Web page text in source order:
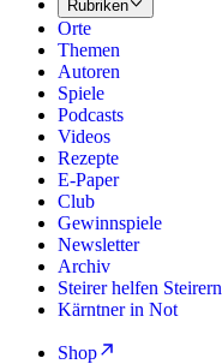
Rubriken
Orte
Themen
Autoren
Spiele
Podcasts
Videos
Rezepte
E-Paper
Club
Gewinnspiele
Newsletter
Archiv
Steirer helfen Steirern
Kärntner in Not
Shop